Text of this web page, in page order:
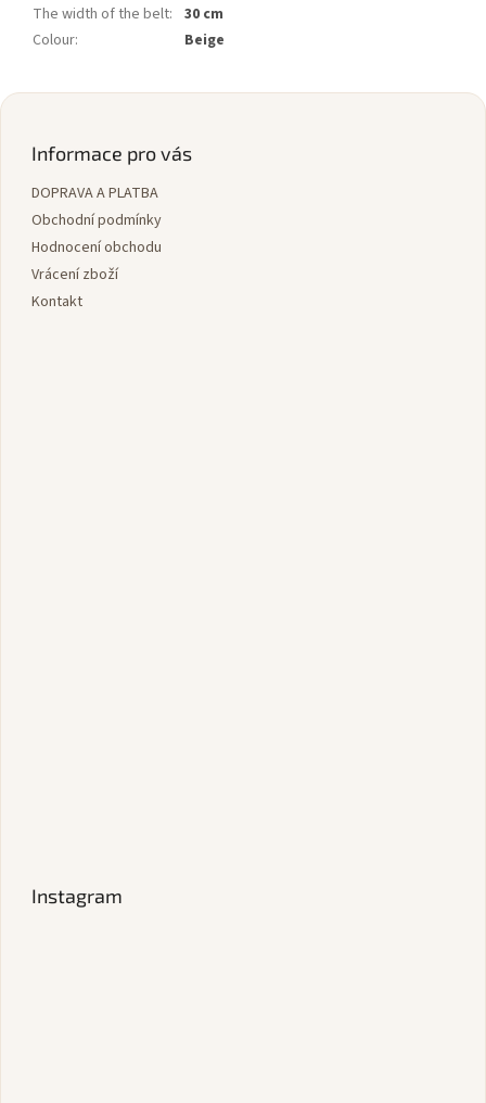
The width of the belt: 30 cm
Colour: Beige
Z
Informace pro vás
DOPRAVA A PLATBA
Obchodní podmínky
Hodnocení obchodu
Vrácení zboží
Kontakt
Instagram